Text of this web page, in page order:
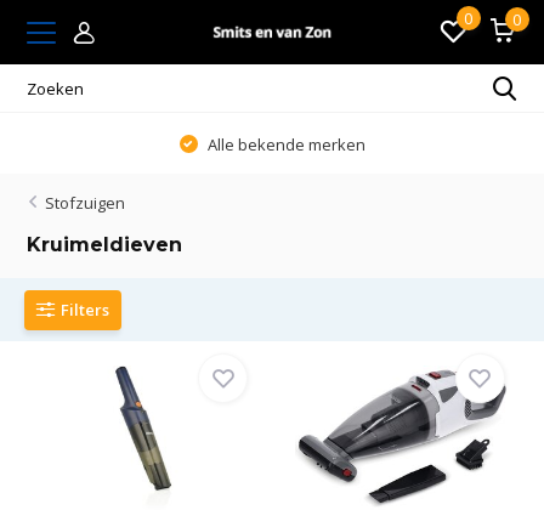
0 0
Alle bekende merken
Stofzuigen
Kruimeldieven
Filters